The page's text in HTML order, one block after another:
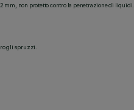
mm, non protetto contro la penetrazione di liquidi.
gli spruzzi.